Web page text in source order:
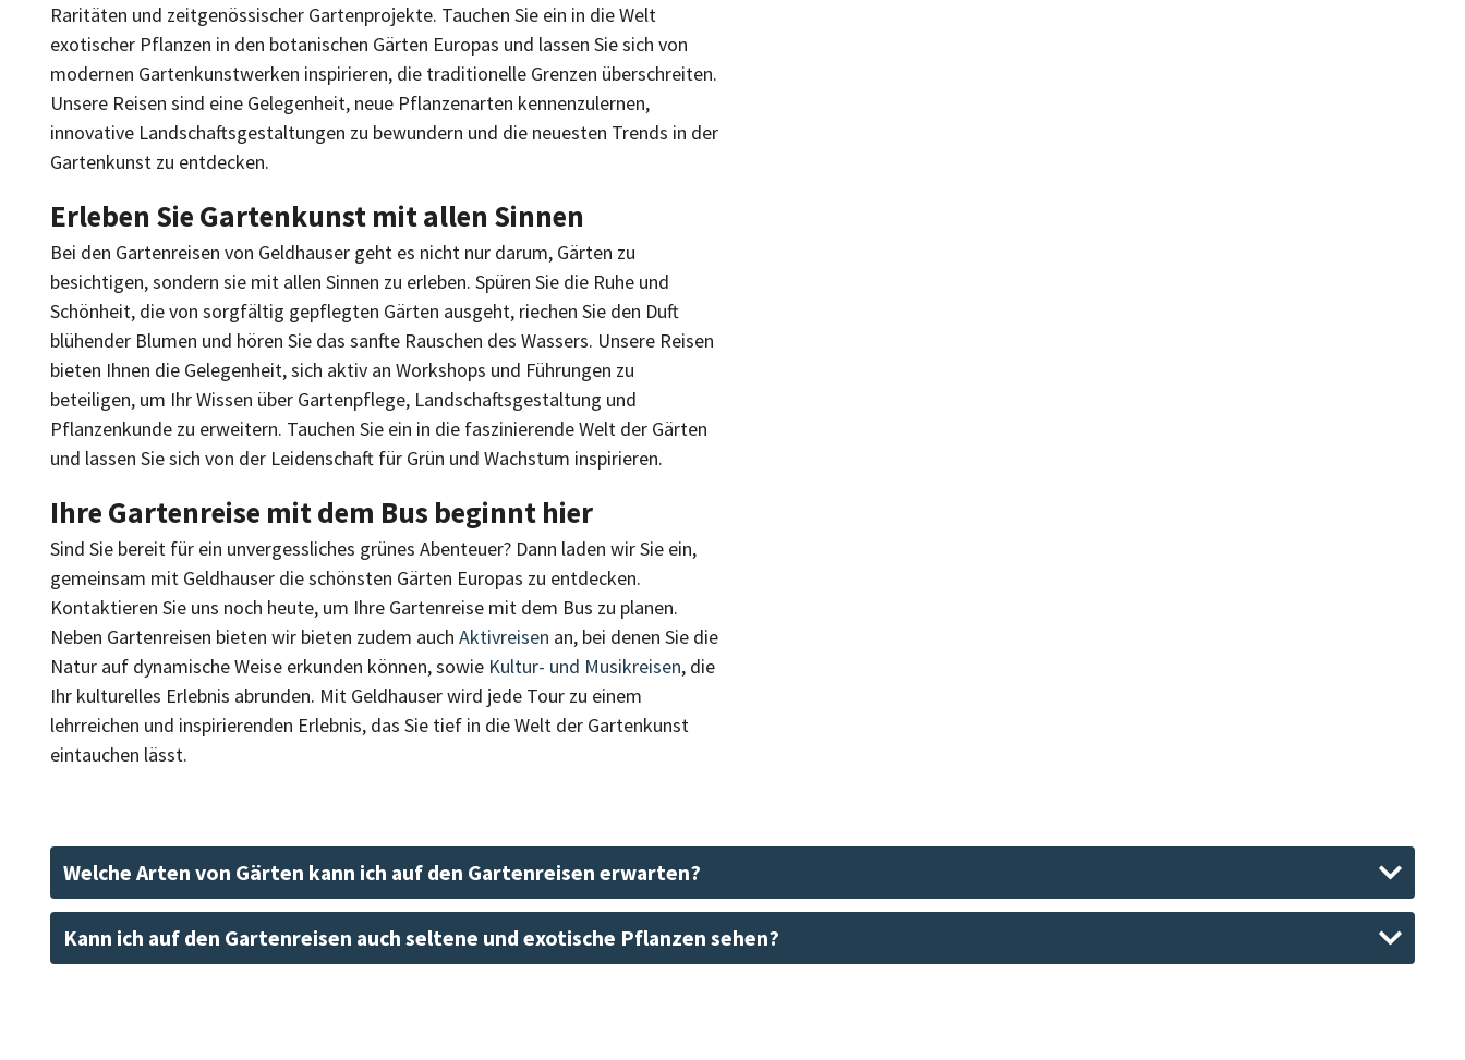
Raritäten und zeitgenössischer Gartenprojekte. Tauchen Sie ein in die Welt
exotischer Pflanzen in den botanischen Gärten Europas und lassen Sie sich von
modernen Gartenkunstwerken inspirieren, die traditionelle Grenzen überschreiten.
Unsere Reisen sind eine Gelegenheit, neue Pflanzenarten kennenzulernen,
innovative Landschaftsgestaltungen zu bewundern und die neuesten Trends in der
Gartenkunst zu entdecken.
Erleben Sie Gartenkunst mit allen Sinnen
Bei den Gartenreisen von Geldhauser geht es nicht nur darum, Gärten zu
besichtigen, sondern sie mit allen Sinnen zu erleben. Spüren Sie die Ruhe und
Schönheit, die von sorgfältig gepflegten Gärten ausgeht, riechen Sie den Duft
blühender Blumen und hören Sie das sanfte Rauschen des Wassers. Unsere Reisen
bieten Ihnen die Gelegenheit, sich aktiv an Workshops und Führungen zu
beteiligen, um Ihr Wissen über Gartenpflege, Landschaftsgestaltung und
Pflanzenkunde zu erweitern. Tauchen Sie ein in die faszinierende Welt der Gärten
und lassen Sie sich von der Leidenschaft für Grün und Wachstum inspirieren.
Ihre Gartenreise mit dem Bus beginnt hier
Sind Sie bereit für ein unvergessliches grünes Abenteuer? Dann laden wir Sie ein,
gemeinsam mit Geldhauser die schönsten Gärten Europas zu entdecken.
Kontaktieren Sie uns noch heute, um Ihre Gartenreise mit dem Bus zu planen.
Neben Gartenreisen bieten wir bieten zudem auch Aktivreisen an, bei denen Sie die
Natur auf dynamische Weise erkunden können, sowie Kultur- und Musikreisen, die
Ihr kulturelles Erlebnis abrunden. Mit Geldhauser wird jede Tour zu einem
lehrreichen und inspirierenden Erlebnis, das Sie tief in die Welt der Gartenkunst
eintauchen lässt.
Welche Arten von Gärten kann ich auf den Gartenreisen erwarten?
Kann ich auf den Gartenreisen auch seltene und exotische Pflanzen sehen?